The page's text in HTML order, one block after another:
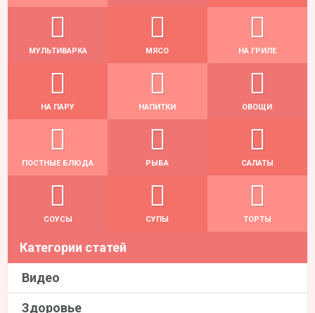
МУЛЬТИВАРКА МЯСО НА ГРИЛЕ
НА ПАРУ НАПИТКИ ОВОЩИ
ПОСТНЫЕ БЛЮДА РЫБА САЛАТЫ
СОУСЫ СУПЫ ТОРТЫ
Категории статей
Видео
Здоровье